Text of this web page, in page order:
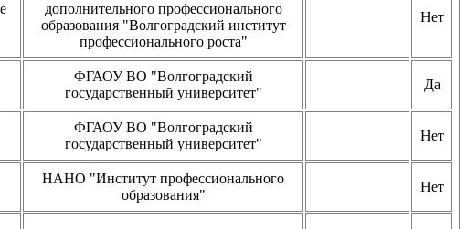
дополнительного профессионального
образования "Волгоградский институт
профессионального роста"
Нет
ФГАОУ ВО "Волгоградский
государственный университет"
Да
ФГАОУ ВО "Волгоградский
государственный университет"
Нет
НАНО "Институт профессионального
образования"
Нет